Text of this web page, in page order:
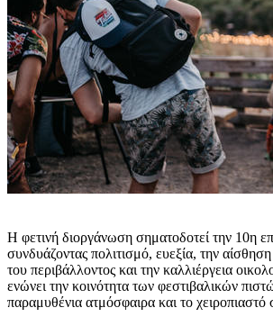
Η φετινή διοργάνωση σηματοδοτεί την 10η
συνδυάζοντας πολιτισμό, ευεξία, την
του περιβάλλοντος και την καλλιέργεια
ενώνει την κοινότητα των φεστιβαλικών
παραμυθένια ατμόσφαιρα και το